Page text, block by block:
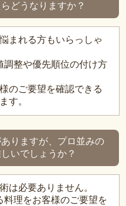
どうなりますか？
まれる方もいらっしゃ
整や優先順位の付け方
のご要望を確認できる
す。
りますが、プロ並みの
いでしょうか？
は必要ありません。
理をお客様のご要望を